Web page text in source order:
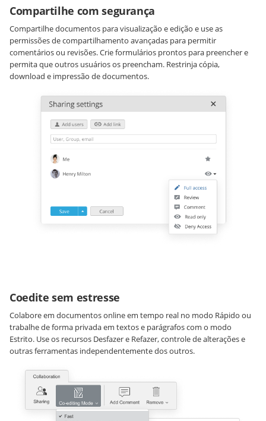
Compartilhe com segurança
Compartilhe documentos para visualização e edição e use as
permissões de compartilhamento avançadas para permitir
comentários ou revisões. Crie formulários prontos para preencher e
permita que outros usuários os preencham. Restrinja cópia,
download e impressão de documentos.
Coedite sem estresse
Colabore em documentos online em tempo real no modo Rápido ou
trabalhe de forma privada em textos e parágrafos com o modo
Estrito. Use os recursos Desfazer e Refazer, controle de alterações e
outras ferramentas independentemente dos outros.